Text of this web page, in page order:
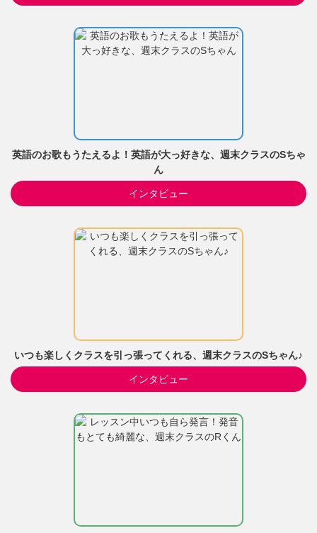
英語のお歌もうたえるよ！英語が大っ好きな、週末クラスのSちゃ
ん
インタビュー
いつも楽しくクラスを引っ張ってくれる、週末クラスのSちゃん♪
インタビュー